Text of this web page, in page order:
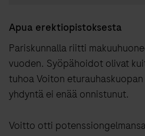
Apua erektiopistoksesta
Pariskunnalla riitti
vuoden. Syöpähoidot olivat
tuhoa Voiton
yhdyntä ei enää onnistunut.
Voitto otti